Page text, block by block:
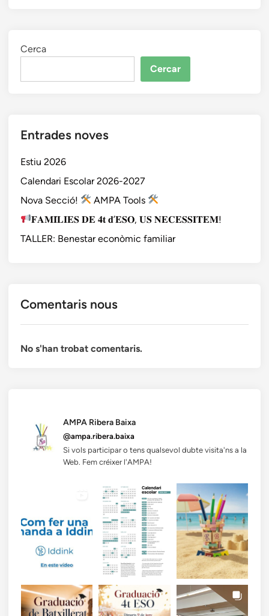
Cerca
Cercar
Entrades noves
Estiu 2026
Calendari Escolar 2026-2027
Nova Secció!
AMPA Tools
𝐅𝐀𝐌𝐈́𝐋𝐈𝐄𝐒 𝐃𝐄 𝟒𝐭 𝐝’𝐄𝐒𝐎, 𝐔𝐒 𝐍𝐄𝐂𝐄𝐒𝐒𝐈𝐓𝐄𝐌!
TALLER: Benestar econòmic familiar
Comentaris nous
No s'han trobat comentaris.
AMPA Ribera Baixa
@ampa.ribera.baixa
Si vols participar o tens qualsevol dubte visita'ns a la
Web. Fem créixer l'AMPA!